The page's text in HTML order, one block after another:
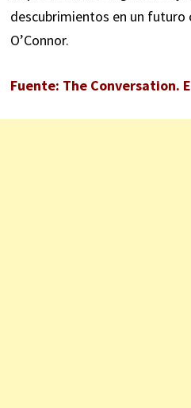
descubrimientos en un futuro
O’Connor.
Fuente: The Conversation.